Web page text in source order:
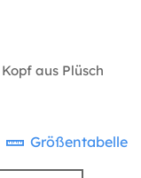
aus Plüsch
Größentabelle